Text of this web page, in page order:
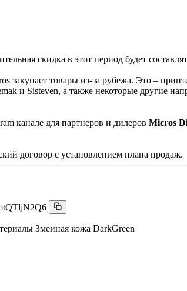
скидка в этот период будет
закупает товары из-за рубежа. Это –
и Sisteven, а также некоторые другие
канале для партнеров и дилеров Micros
договор с установлением плана продаж.
Змеиная кожа DarkGreen